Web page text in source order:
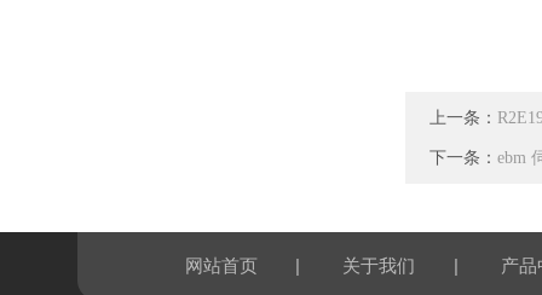
上一条：
下一条： ebm
网站首页 | 关于我们 | 产品